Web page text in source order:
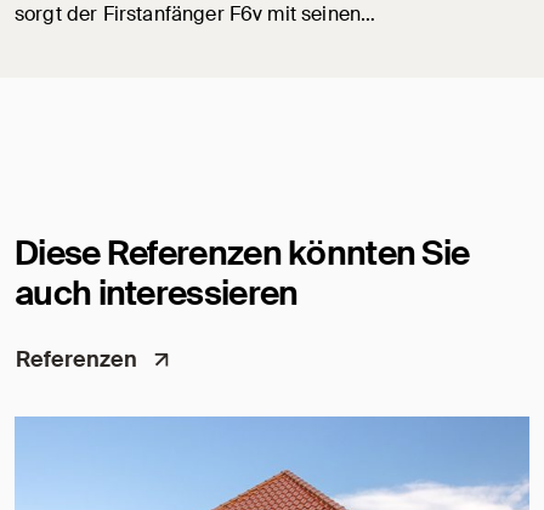
sorgt der Firstanfänger F6v mit seinen…
Diese Referenzen könnten Sie
auch interessieren
Referenzen